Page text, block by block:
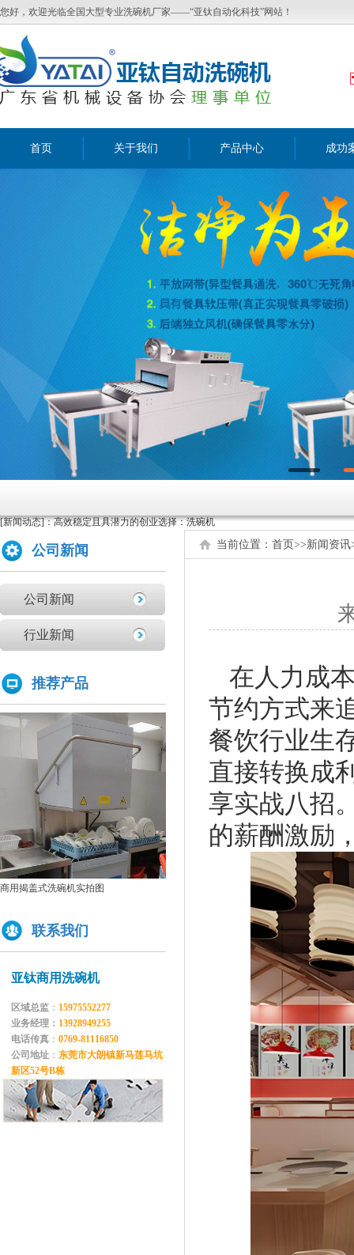
您好，欢迎光临全国大型专业洗碗机厂家——“亚钛自动化科技”网站！
首页 关于我们 产品中心 成功
[新闻动态]：
原来洗碗机还能洗菜洗龙虾！
如何正确的使用商用洗碗机确保清洗效果？
为什么不能贪便宜买低价的洗碗机
亚钛洗碗机参展第三十三届上海国际酒店及餐饮业博览会
全自动洗碗机：清洗新革命，降本增效
商用洗碗机开机关机操作流程及不合适洗那些餐具
学校食堂采购洗碗机的必要性分析
为什么要选择国产品牌的洗碗机?
洗碗机比手洗更卫生？更节水？更高效？
原来洗碗机还能洗菜洗龙虾！
如何正确的使用商用洗碗机确保清洗效果？
为什么不能贪便宜买低价的洗碗机
亚钛洗碗机参展第三十三届上海国际酒店及餐饮业博览会
高效稳定且具潜力的创业选择：洗碗机
全自动洗碗机：清洗新革命，降本增效
商用洗碗机开机关机操作流程及不合适洗那些餐具
亚钛洗碗机参展第三十三届上海国际酒店及餐饮业博览会
学校食堂采购洗碗机的必要性分析
为什么要选择国产品牌的洗碗机?
你们学校还没有用上学校食堂洗碗机吗？
公司新闻
公司新闻
行业新闻
推荐产品
双缸两道漂洗通道式洗碗机GYT-2500C
单缸两道漂洗单烘干通道式洗碗机GYT-
揭盖
联系我们
亚钛商用洗碗机
区域总监 ： 15975552277
业务经理： 13928949255
电话传真 ： 0769-81116850
公司地址 ： 东莞市大朗镇新马莲马坑
新区52号B栋
当前位置： 首页>>新闻资讯
在人力成
节约方式来
餐饮行业生
直接转换成
享实战八招
的薪酬激励